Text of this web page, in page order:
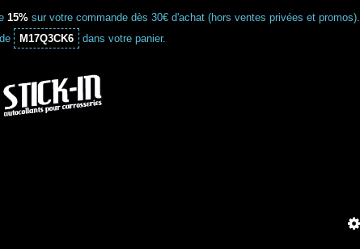
15%sur votre commande dès 30€ d'achat (hors ventes privées et promos).
M17Q3CK6 dans votre panier.